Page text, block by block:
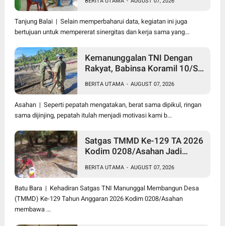
Ter Di Kantor Kelurahan
Tanjung Balai | Selain memperbaharui data, kegiatan ini juga
bertujuan untuk mempererat sinergitas dan kerja sama yang...
Kemanunggalan TNI Dengan
Rakyat, Babinsa Koramil 10/SK
(Cor) Bangun Rumah Warga
BERITA UTAMA - AUGUST 07, 2026
Asahan | Seperti pepatah mengatakan, berat sama dipikul, ringan
sama dijinjing, pepatah itulah menjadi motivasi kami b...
Satgas TMMD Ke-129 TA 2026
Kodim 0208/Asahan Jadi
Maghribi yang Mulai Rapuh
BERITA UTAMA - AUGUST 07, 2026
Batu Bara | Kehadiran Satgas TNI Manunggal Membangun Desa
(TMMD) Ke-129 Tahun Anggaran 2026 Kodim 0208/Asahan
membawa ...